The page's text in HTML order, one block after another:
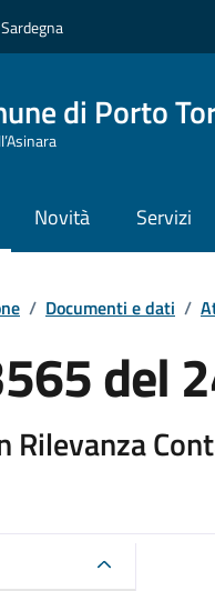
di Porto
Novità Servizi
/ Documenti e dati /
del
Rilevanza